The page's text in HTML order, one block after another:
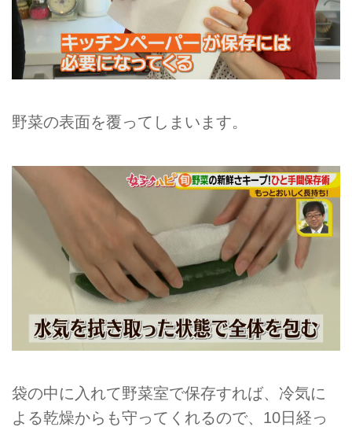
野菜の表面を覆ってしまいます。
袋の中に入れて野菜室で保存すれば、冷気に
よる乾燥からも守ってくれるので、10日経っ